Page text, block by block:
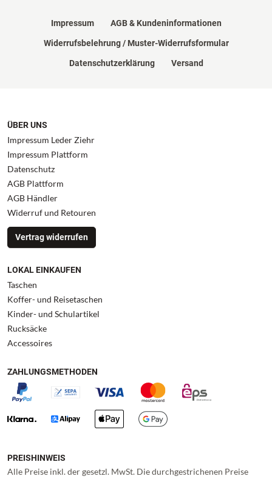
Impressum AGB & Kundeninformationen
Widerrufsbelehrung / Muster-Widerrufsformular
Datenschutzerklärung Versand
ÜBER UNS
Impressum Leder Ziehr
Impressum Plattform
Datenschutz
AGB Plattform
AGB Händler
Widerruf und Retouren
Vertrag widerrufen
LOKAL EINKAUFEN
Taschen
Koffer- und Reisetaschen
Kinder- und Schulartikel
Rucksäcke
Accessoires
ZAHLUNGSMETHODEN
PREISHINWEIS
Alle Preise inkl. der gesetzl. MwSt. Die durchgestrichenen Preise